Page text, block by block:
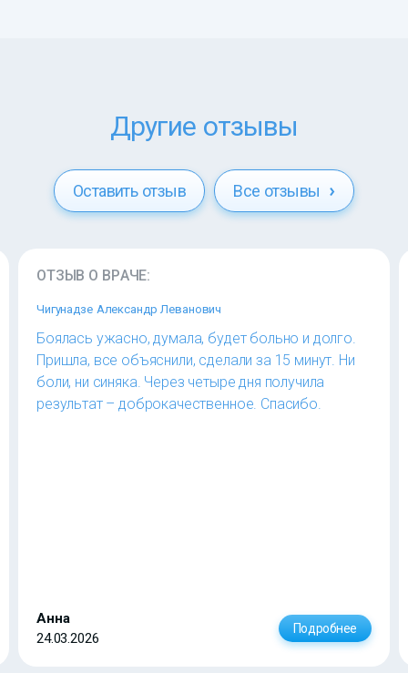
Другие отзывы
Оставить отзыв Все отзывы
ОТЗЫВ О ВРАЧЕ:
Чигунадзе Александр Леванович
Боялась ужасно, думала, будет больно и долго.
Пришла, все объяснили, сделали за 15 минут. Ни
боли, ни синяка. Через четыре дня получила
результат – доброкачественное. Спасибо.
Анна
24.03.2026
Подробнее